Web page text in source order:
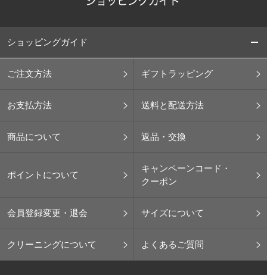
ショッピングガイド
ご注文方法 ギフトラッピング
お支払方法 送料と配送方法
商品について 返品・交換
ポイントについて
キャンペーンコード・
クーポン
会員登録変更・退会 サイズについて
クリーニングについて よくあるご質問